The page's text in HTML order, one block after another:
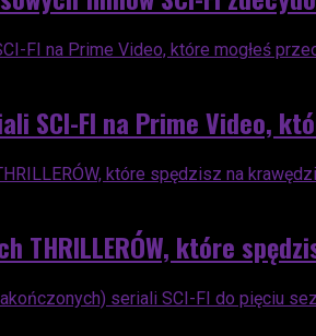
SCI-FI na Prime Video,
THRILLERÓW, które